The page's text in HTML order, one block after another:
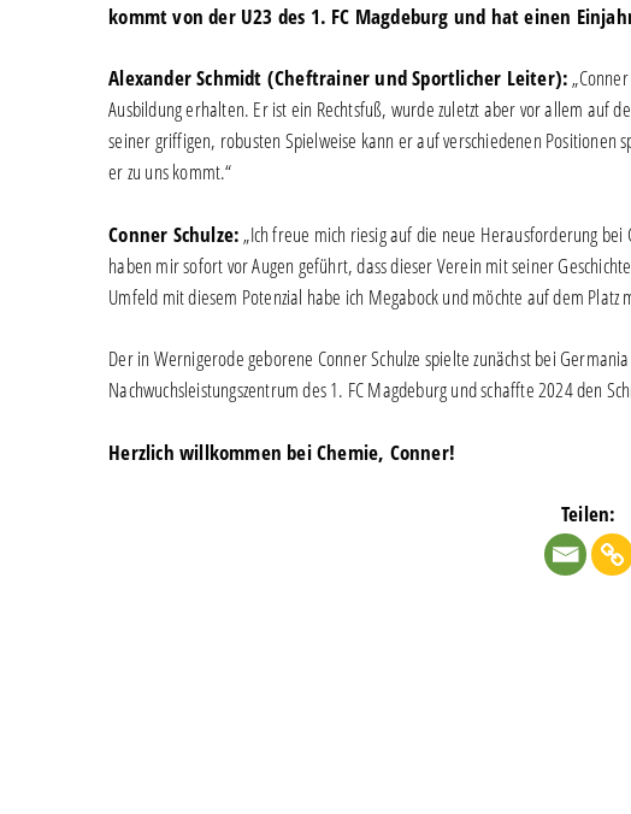
kommt von der U23 des 1. FC Magdeburg und hat einen
Alexander Schmidt (Cheftrainer und Sportlicher Leiter):
Ausbildung erhalten. Er ist ein Rechtsfuß, wurde zuletzt aber vor allem auf
seiner griffigen, robusten Spielweise kann er auf verschiedenen
er zu uns kommt.“
Conner Schulze: „Ich freue mich riesig auf die neue Herausforderung
haben mir sofort vor Augen geführt, dass dieser Verein mit seiner
Umfeld mit diesem Potenzial habe ich Megabock und möchte auf dem
Der in Wernigerode geborene Conner Schulze spielte zunächst bei
Nachwuchsleistungszentrum des 1. FC Magdeburg und schaffte 2024 den
Herzlich willkommen bei Chemie, Conner!
Teilen: